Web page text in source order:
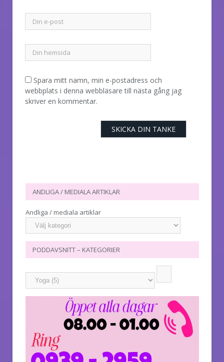
Spara mitt namn, min e-postadress och
webbplats i denna webbläsare till nästa gång jag
skriver en kommentar.
ANDLIGA / MEDIALA ARTIKLAR
Andliga / mediala artiklar
PODDAVSNITT – KATEGORIER